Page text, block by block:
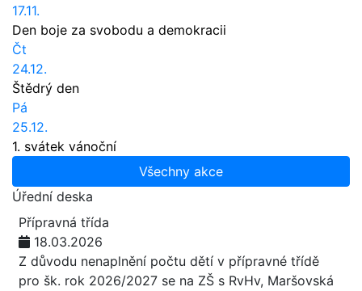
17.11.
Den boje za svobodu a demokracii
Čt
24.12.
Štědrý den
Pá
25.12.
1. svátek vánoční
Všechny akce
Úřední deska
Přípravná třída
18.03.2026
Z důvodu nenaplnění počtu dětí v přípravné třídě
pro šk. rok 2026/2027 se na ZŠ s RvHv, Maršovská